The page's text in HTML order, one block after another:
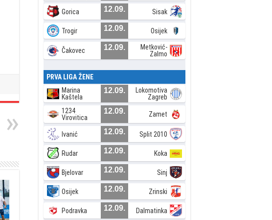
Gorica 12.09. Sisak
Trogir 12.09. Osijek
Čakovec 12.09.
Metković-
Zalmo
PRVA LIGA ŽENE
Marina
Kaštela
12.09.
Lokomotiva
Zagreb
1234
Virovitica
12.09. Zamet
Ivanić 12.09. Split 2010
Rudar 12.09. Koka
Bjelovar 12.09. Sinj
Osijek 12.09. Zrinski
Podravka 12.09. Dalmatinka